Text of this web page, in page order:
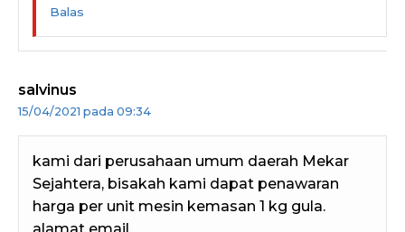
Balas
salvinus
15/04/2021 pada 09:34
kami dari perusahaan umum daerah Mekar
Sejahtera, bisakah kami dapat penawaran
harga per unit mesin kemasan 1 kg gula.
alamat email.